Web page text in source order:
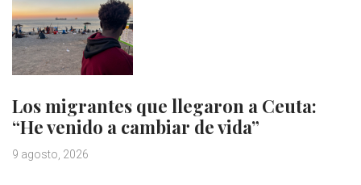
Los migrantes que llegaron a Ceuta:
“He venido a cambiar de vida”
9 agosto, 2026